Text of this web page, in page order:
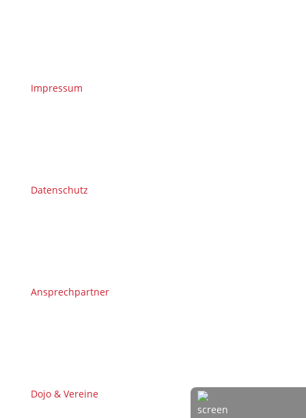
Impressum
Datenschutz
Ansprechpartner
Dojo & Vereine